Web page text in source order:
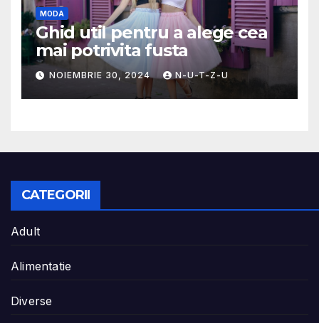
MODA
Ghid util pentru a alege cea
mai potrivita fusta
NOIEMBRIE 30, 2024 N-U-T-Z-U
CATEGORII
Adult
Alimentatie
Diverse